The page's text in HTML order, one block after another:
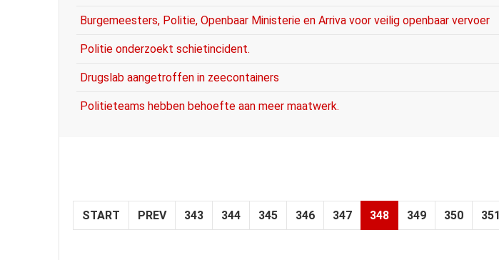
Burgemeesters, Politie, Openbaar Ministerie en Arriva voor veilig openbaar vervoer
Politie onderzoekt schietincident.
Drugslab aangetroffen in zeecontainers
Politieteams hebben behoefte aan meer maatwerk.
START PREV 343 344 345 346 347 348 349 350 351